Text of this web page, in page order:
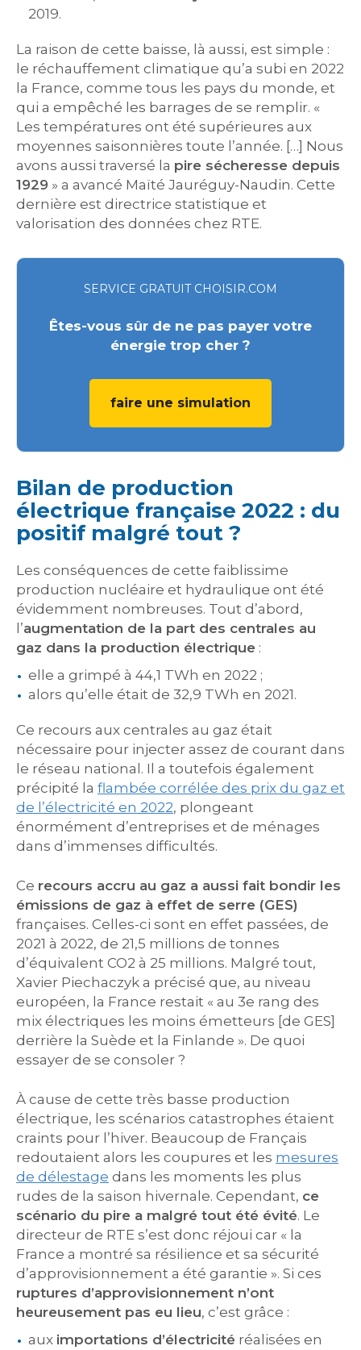
2019.
La raison de cette baisse, là aussi, est simple :
le réchauffement climatique qu’a subi en 2022
la France, comme tous les pays du monde, et
qui a empêché les barrages de se remplir. «
Les températures ont été supérieures aux
moyennes saisonnières toute l’année. […] Nous
avons aussi traversé la pire sécheresse depuis
1929 » a avancé Maïté Jauréguy-Naudin. Cette
dernière est directrice statistique et
valorisation des données chez RTE.
SERVICE GRATUIT CHOISIR.COM
Êtes-vous sûr de ne pas payer votre
énergie trop cher ?
faire une simulation
Bilan de production
électrique française 2022 : du
positif malgré tout ?
Les conséquences de cette faiblissime
production nucléaire et hydraulique ont été
évidemment nombreuses. Tout d’abord,
l’augmentation de la part des centrales au
gaz dans la production électrique :
elle a grimpé à 44,1 TWh en 2022 ;
alors qu’elle était de 32,9 TWh en 2021.
Ce recours aux centrales au gaz était
nécessaire pour injecter assez de courant dans
le réseau national. Il a toutefois également
précipité la flambée corrélée des prix du gaz et
de l’électricité en 2022, plongeant
énormément d’entreprises et de ménages
dans d’immenses difficultés.
Ce recours accru au gaz a aussi fait bondir les
émissions de gaz à effet de serre (GES)
françaises. Celles-ci sont en effet passées, de
2021 à 2022, de 21,5 millions de tonnes
d’équivalent CO2 à 25 millions. Malgré tout,
Xavier Piechaczyk a précisé que, au niveau
européen, la France restait « au 3e rang des
mix électriques les moins émetteurs [de GES]
derrière la Suède et la Finlande ». De quoi
essayer de se consoler ?
À cause de cette très basse production
électrique, les scénarios catastrophes étaient
craints pour l’hiver. Beaucoup de Français
redoutaient alors les coupures et les mesures
de délestage dans les moments les plus
rudes de la saison hivernale. Cependant, ce
scénario du pire a malgré tout été évité. Le
directeur de RTE s’est donc réjoui car « la
France a montré sa résilience et sa sécurité
d’approvisionnement a été garantie ». Si ces
ruptures d’approvisionnement n’ont
heureusement pas eu lieu, c’est grâce :
aux importations d’électricité réalisées en